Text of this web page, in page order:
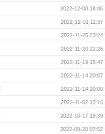
2022-12-08 18:46
2022-12-01 11:37
2022-11-25 23:24
2022-11-20 22:26
2022-11-19 15:47
2022-11-14 20:07
2022-11-14 20:00
2022-11-02 12:16
2022-10-17 19:39
2022-09-20 07:52